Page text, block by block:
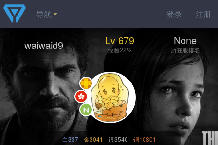
登录 注册
导航
waiwaid9 Lv 679
经验22%
None
所在服排名
白337 金3041 银3546 铜10801